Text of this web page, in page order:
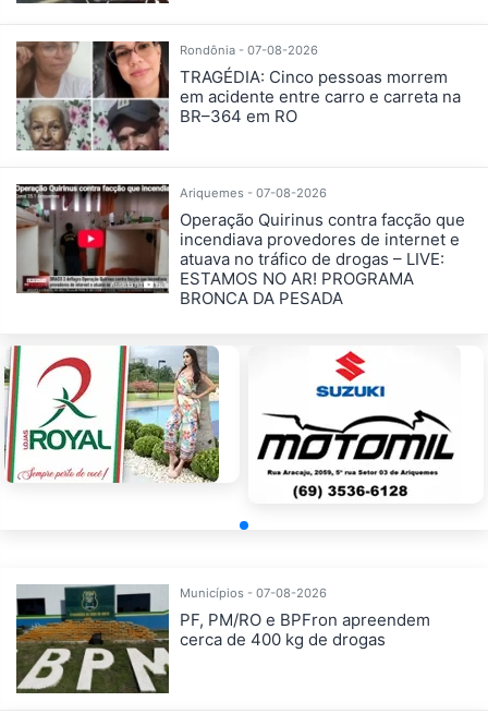
Rondônia - 07-08-2026
TRAGÉDIA: Cinco pessoas morrem
em acidente entre carro e carreta na
BR–364 em RO
Ariquemes - 07-08-2026
Operação Quirinus contra facção que
incendiava provedores de internet e
atuava no tráfico de drogas – LIVE:
ESTAMOS NO AR! PROGRAMA
BRONCA DA PESADA
Municípios - 07-08-2026
PF, PM/RO e BPFron apreendem
cerca de 400 kg de drogas